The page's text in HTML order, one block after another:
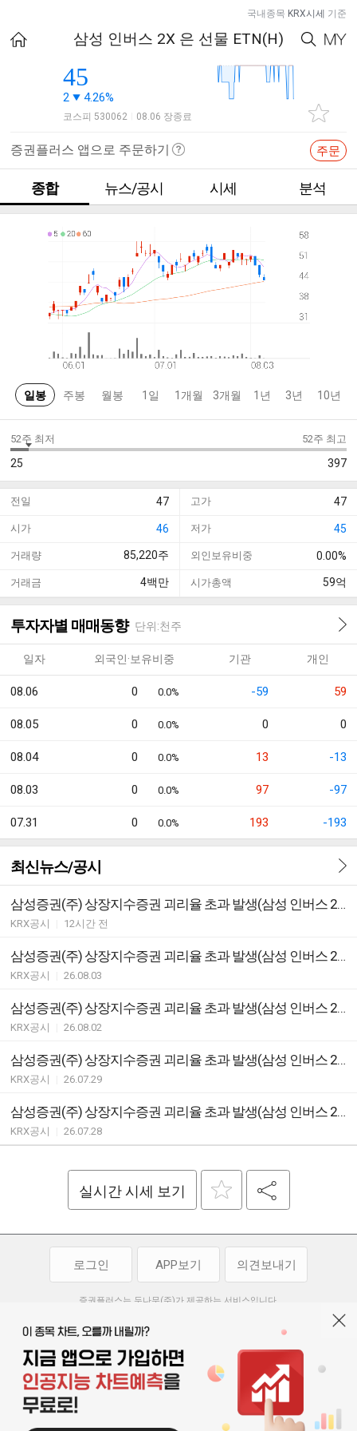
국내종목 KRX시세 기준
삼성 인버스 2X 은 선물 ETN(H)
45
2 4.26%
코스피 530062 08.06 장종료
증권플러스 앱으로 주문하기 주문
종합 뉴스/공시 시세 분석
일봉 주봉 월봉 1일 1개월 3개월 1년 3년 10년
52주 최저
25
52주 최고
397
전일 47 고가 47
시가 46 저가 45
거래량 85,220주 외인보유비중 0.00%
거래금 4백만 시가총액 59억
투자자별 매매동향 단위:천주
일자 외국인·보유비중 기관 개인
08.06 0 0.0% -59 59
08.05 0 0.0% 0 0
08.04 0 0.0% 13 -13
08.03 0 0.0% 97 -97
07.31 0 0.0% 193 -193
최신뉴스/공시
삼성증권(주) 상장지수증권 괴리율 초과 발생(삼성 인버스 2X 은 선물 ETN(H))
KRX공시 12시간 전
삼성증권(주) 상장지수증권 괴리율 초과 발생(삼성 인버스 2X 은 선물 ETN(H))
KRX공시 26.08.03
삼성증권(주) 상장지수증권 괴리율 초과 발생(삼성 인버스 2X 은 선물 ETN(H))
KRX공시 26.08.02
삼성증권(주) 상장지수증권 괴리율 초과 발생(삼성 인버스 2X 은 선물 ETN(H))
KRX공시 26.07.29
삼성증권(주) 상장지수증권 괴리율 초과 발생(삼성 인버스 2X 은 선물 ETN(H))
KRX공시 26.07.28
실시간 시세 보기
로그인 APP보기 의견보내기
증권플러스는 두나무(주)가 제공하는 서비스입니다.
투자 참고사항이며, 정보 제공 과정에서 오류나 지연이 발생할 수 있습니다.
두나무(주)는 제공된 정보에 의한 투자 결과에 대하여 법적인 책임을
부담하지 않습니다. 본 서비스에서 제공되는 정보의 무단 배포를 금합니다.
이용약관 | 청소년보호정책 개인정보처리방침
기사배열 기본방침 | 고객센터 |
오픈소스 라이선스
서울특별시 서초구 강남대로 369, 15층
사업자 등록번호 119-86-54968